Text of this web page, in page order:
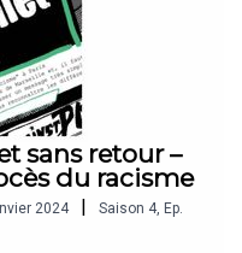
sans retour –
du racisme
2024 | Saison 4, Ep.